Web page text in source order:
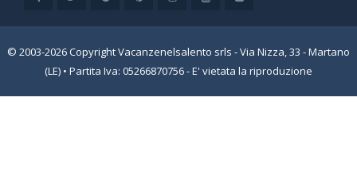
© 2003-2026 Copyright Vacanzenelsalento srls - Via Nizza, 33 - Martano
(LE) • Partita Iva: 05266870756 - E' vietata la riproduzione